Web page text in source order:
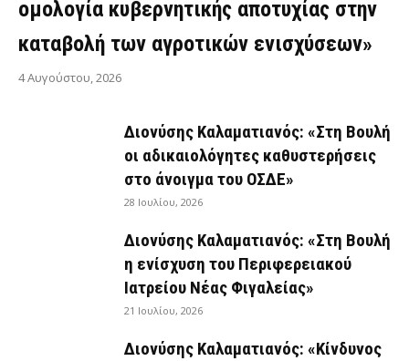
ομολογία κυβερνητικής αποτυχίας στην
καταβολή των αγροτικών ενισχύσεων»
4 Αυγούστου, 2026
Διονύσης Καλαματιανός: «Στη Βουλή
οι αδικαιολόγητες καθυστερήσεις
στο άνοιγμα του ΟΣΔΕ»
28 Ιουλίου, 2026
Διονύσης Καλαματιανός: «Στη Βουλή
η ενίσχυση του Περιφερειακού
Ιατρείου Νέας Φιγαλείας»
21 Ιουλίου, 2026
Διονύσης Καλαματιανός: «Κίνδυνος